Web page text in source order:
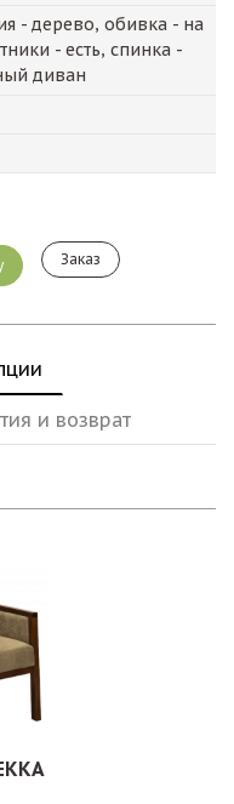
- дерево, обивка - на
- есть, спинка -
диван
Заказ
и возврат